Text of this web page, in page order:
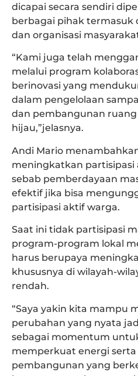
dicapai secara sendiri
berbagai pihak termasuk
dan organisasi
“Kami juga telah
melalui program
berinovasi yang
dalam pengelolaan
dan pembangunan
hijau,”jelasnya.
Andi Mario
meningkatkan partisipasi
sebab pemberdayaan
efektif jika bisa
partisipasi aktif warga.
Saat ini tidak partisipasi
program-program lokal
harus berupaya
khususnya di wilayah-
rendah.
“Saya yakin kita mampu
perubahan yang nyata
sebagai momentum
memperkuat energi
pembangunan yang